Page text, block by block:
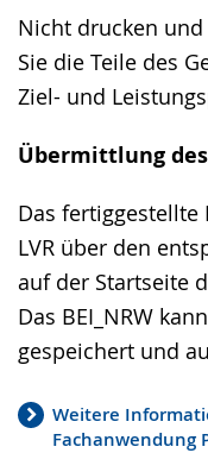
Nicht drucken
Sie die Teile des
Ziel- und
Übermittlung des
Das fertiggestellte
LVR über den
auf der Startseite
Das BEI_NRW
gespeichert und
Weitere
Fachanwendung